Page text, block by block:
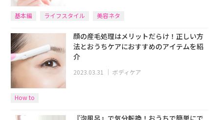
基本編 ライフスタイル 美容ネタ
顔の産毛処理はメリットだらけ！正しい方
法とおうちケアにおすすめのアイテムを紹
介
2023.03.31 ｜ボディケア
How to